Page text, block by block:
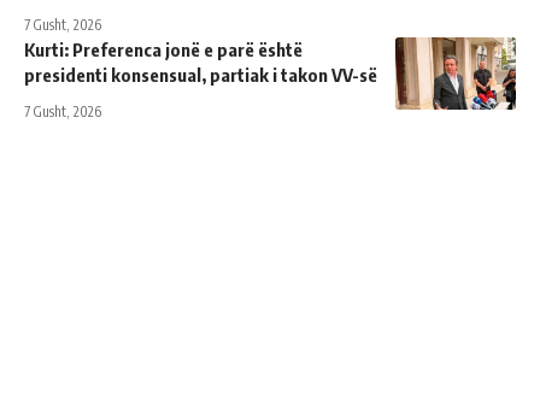
7 Gusht, 2026
Kurti: Preferenca jonë e parë është
presidenti konsensual, partiak i takon VV-së
7 Gusht, 2026